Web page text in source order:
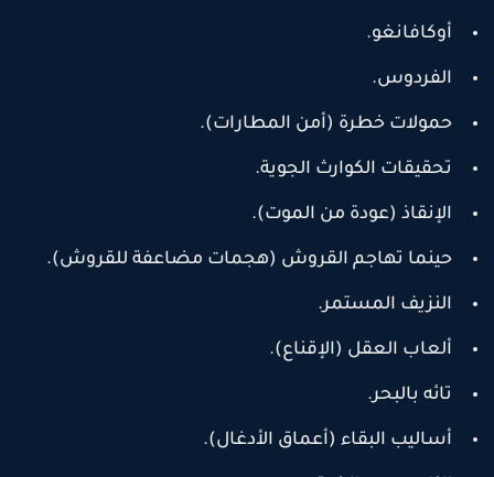
أوكافانغو.
الفردوس.
حمولات خطرة (أمن المطارات).
تحقيقات الكوارث الجوية.
الإنقاذ (عودة من الموت).
حينما تهاجم القروش (هجمات مضاعفة للقروش).
النزيف المستمر.
ألعاب العقل (الإقناع).
تائه بالبحر.
أساليب البقاء (أعماق الأدغال).